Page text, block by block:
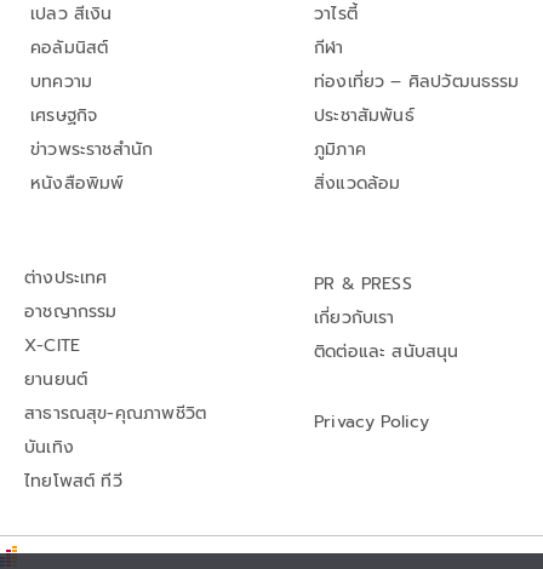
เปลว สีเงิน
คอลัมนิสต์
บทความ
เศรษฐกิจ
ข่าวพระราชสำนัก
หนังสือพิมพ์
วาไรตี้
กีฬา
ท่องเที่ยว – ศิลปวัฒนธรรม
ประชาสัมพันธ์
ภูมิภาค
สิ่งแวดล้อม
ต่างประเทศ
อาชญากรรม
X-CITE
ยานยนต์
สาธารณสุข-คุณภาพชีวิต
บันเทิง
ไทยโพสต์ ทีวี
PR & PRESS
เกี่ยวกับเรา
ติดต่อและ สนับสนุน
Privacy Policy